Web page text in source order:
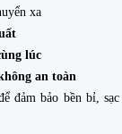
xa
lúc
an toàn
đảm bảo bền bỉ, sạc